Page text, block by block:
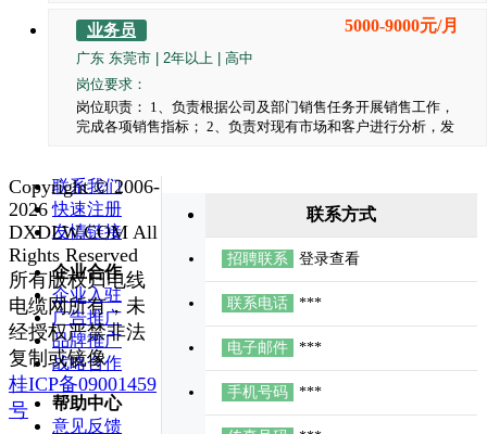
寄送、追踪结果，并反馈给上级领导； 4、负责外贸订单的统
计并转化为公司内部生产； 5、负责外贸订单交期的跟踪及不
定时与客人进行沟通协调； 6、负责客户投诉的接收、转化内
部处理、反馈及跟踪结果； 7、负责订单的收款、出货安排、
跟踪关务及货运情况，并及时与客户保持进度共享； 8、负责
订单的违约跟进处理； 9、负责协助上级领导及其他部门相关
工作的处理。 任职要求： 1、熟悉外贸业务操作流程，了解相
商熟练的沟通交流。 3、大专及以上学历，为人正直、诚信、
认真、敬业，具备创业精神和团队协作精神。
5000-9000元/月
业务员
广东 东莞市 | 2年以上 | 高中
岗位要求：
岗位职责： 1、负责根据公司及部门销售任务开展销售工作，
完成各项销售指标； 2、负责对现有市场和客户进行分析，发
方案； 4、负责与客户之间的商务谈判，建立客户关系，提高
合同额和利润率； 5、负责协调各种内部、外部资源，解决在
项目实施过程中出现的问题，提高客户满意度； 6、负责对项
目回款过程的监控和执行，提高回款率； 7、负责通过客户回
访，了解客户需求及潜在需求，以提高客户满意，促成客户二
次开发。 任职要求： 1、高中及以上学历，为人正直，善于沟
通； 2、有线材及线束销售经验优先。
联系方式
招聘联系 登录查看
联系电话 ***
电子邮件 ***
手机号码 ***
联系我们
快速注册
友情链接
企业合作
企业入驻
广告推广
品牌推广
战略合作
帮助中心
意见反馈
Copyright © 2006-
2026
DXDLW.COM All
Rights Reserved
所有版权归电线
电缆网所有，未
经授权严禁非法
复制或镜像
桂ICP备09001459
号